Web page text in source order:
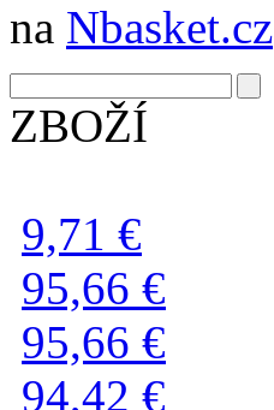
na Nbasket.cz
ZBOŽÍ
9,71 €
95,66 €
95,66 €
94,42 €